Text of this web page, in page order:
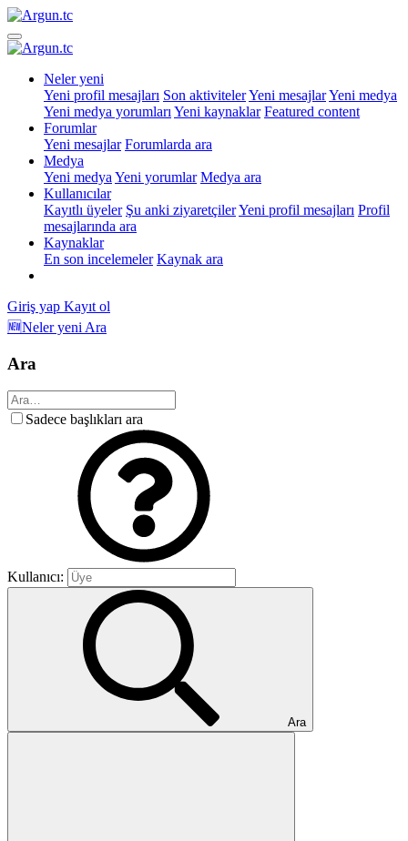
Neler yeni
Yeni profil mesajları Son aktivitelerYeni mesajlarYeni medya
Yeni medya yorumları Yeni kaynaklar Featured content
Forumlar
Yeni mesajlar Forumlarda ara
Medya
Yeni medya Yeni yorumlar Medya ara
Kullanıcılar
Kayıtlı üyeler Şu anki ziyaretçilerYeni profil mesajları Profil
mesajlarında ara
Kaynaklar
En son incelemeler Kaynak ara
Giriş yap Kayıt ol
🆕Neler yeni Ara
Ara
Sadece başlıkları ara
Kullanıcı:
Ara